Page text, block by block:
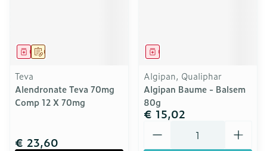
Op voorschrift
Geneesmiddel
Teva
Alendronate Teva 70mg
Comp 12 X 70mg
€ 23,60
Geneesmiddel
Algipan, Qualiphar
Algipan Baume - Balsem
80g
€ 15,02